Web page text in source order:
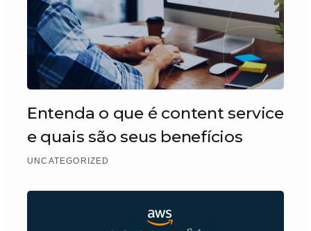
Entenda o que é content service
e quais são seus benefícios
UNCATEGORIZED